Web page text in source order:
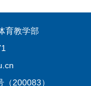
育教学部
200083）